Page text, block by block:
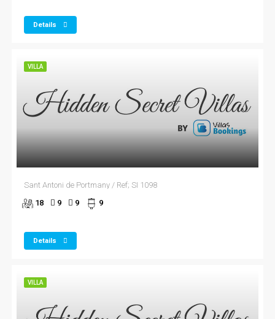
Details
VILLA
Sant Antoni de Portmany / Ref; SI 1098
18
9 9 9
Details
VILLA